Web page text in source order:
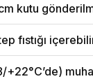
kutu
fıstığı